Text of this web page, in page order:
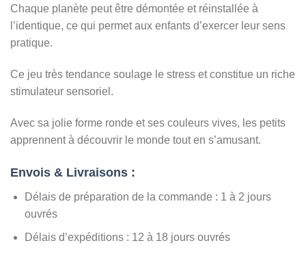
Chaque planète peut être démontée et réinstallée à
l’identique, ce qui permet aux enfants d’exercer leur sens
pratique.
Ce jeu très tendance soulage le stress et constitue un riche
stimulateur sensoriel.
Avec sa jolie forme ronde et ses couleurs vives, les petits
apprennent à découvrir le monde tout en s’amusant.
Envois & Livraisons :
Délais de préparation de la commande : 1 à 2 jours
ouvrés
Délais d’expéditions : 12 à 18 jours ouvrés